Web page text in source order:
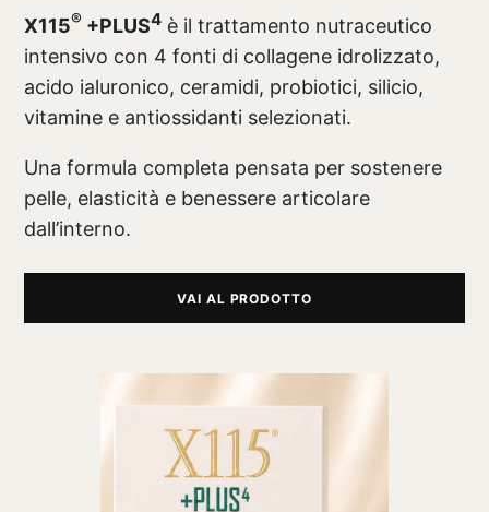
X115® +PLUS4 è il trattamento nutraceutico
intensivo con 4 fonti di collagene idrolizzato,
acido ialuronico, ceramidi, probiotici, silicio,
vitamine e antiossidanti selezionati.
Una formula completa pensata per sostenere
pelle, elasticità e benessere articolare
dall’interno.
VAI AL PRODOTTO